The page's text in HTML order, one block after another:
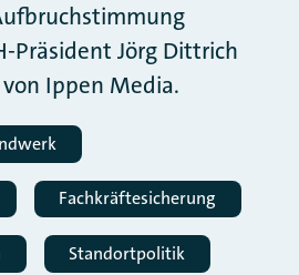
Präsident Jörg Dittrich
Ippen Media.
Fachkräftesicherung
Standortpolitik